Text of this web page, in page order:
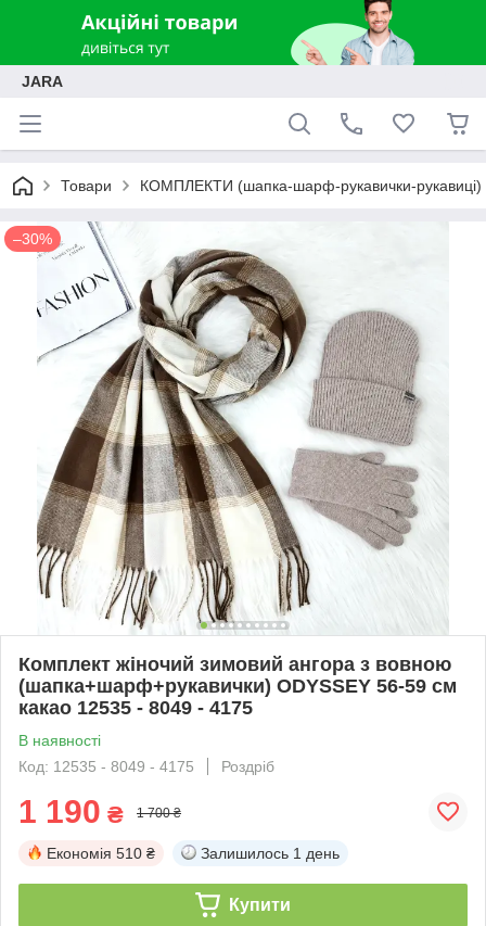
JARA
Товари КОМПЛЕКТИ (шапка-шарф-рукавички-рукавиці)
–30%
Комплект жіночий зимовий ангора з вовною
(шапка+шарф+рукавички) ODYSSEY 56-59 см
какао 12535 - 8049 - 4175
В наявності
Код: 12535 - 8049 - 4175
Роздріб
1 190 ₴ 1 700 ₴
Економія 510 ₴ Залишилось 1 день
Купити